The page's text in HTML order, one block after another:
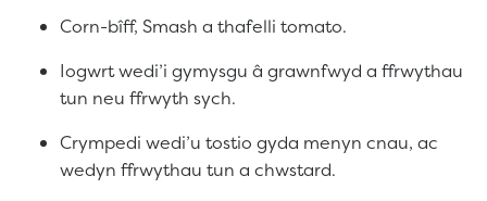
Corn-bîff, Smash a thafelli tomato.
Iogwrt wedi’i gymysgu â grawnfwyd a ffrwythau
tun neu ffrwyth sych.
Crympedi wedi’u tostio gyda menyn cnau, ac
wedyn ffrwythau tun a chwstard.